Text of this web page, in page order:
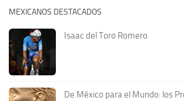
MEXICANOS DESTACADOS
Isaac del Toro Romero
De México para el Mundo: los